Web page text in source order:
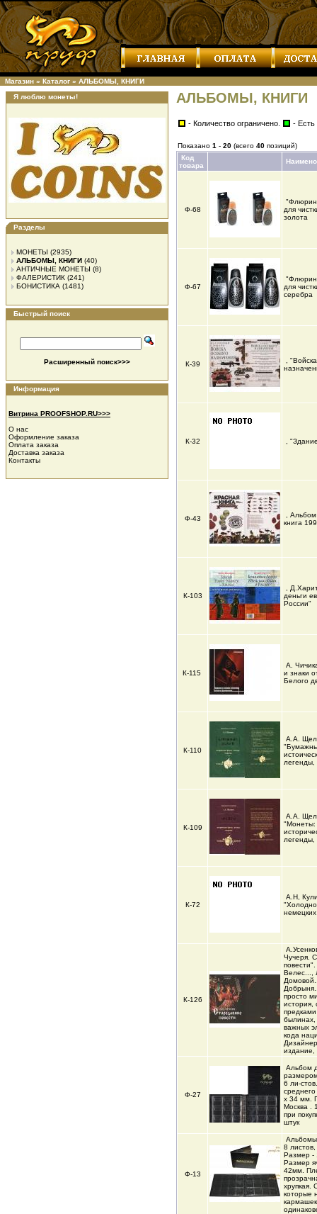
Магазин » Каталог » АЛЬБОМЫ, КНИГИ
Я люблю монеты!
Разделы
МОНЕТЫ (2935)
АЛЬБОМЫ, КНИГИ (40)
АНТИЧНЫЕ МОНЕТЫ (8)
ФАЛЕРИСТИК (241)
БОНИСТИКА (1481)
Быстрый поиск
Расширенный поиск>>>
Информация
Витрина PROOFSHOP.RU>>>
О нас
Оформление заказа
Оплата заказа
Доставка заказа
Контакты
АЛЬБОМЫ, КНИГИ
- Количество ограничено. - Есть
Показано 1 - 20 (всего 40 позиций)
Код
товара
Ф-68
для
золота
Ф-67
для
серебра
К-39
,
К-32 ,
Ф-43
,
книга
К-103
,
деньги
России"
К-115
А.
и знаки
Белого
К-110
А.А.
легенды,
К-109
А.А.
"Монеты:
легенды,
К-72
А.Н,
немецких
К-126
Чучеря.
Велес...,
просто
история,
предками
былинах,
важных
кода
издание,
Ф-27
Альбом
6 ли-
х 34 мм.
Москва .
при
штук
Ф-13
8 листов,
Размер -
Размер
42мм.
хрупкая.
которые